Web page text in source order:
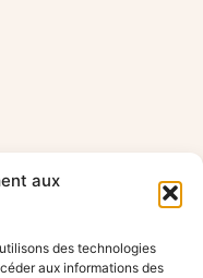
aux
des technologies
aux informations des